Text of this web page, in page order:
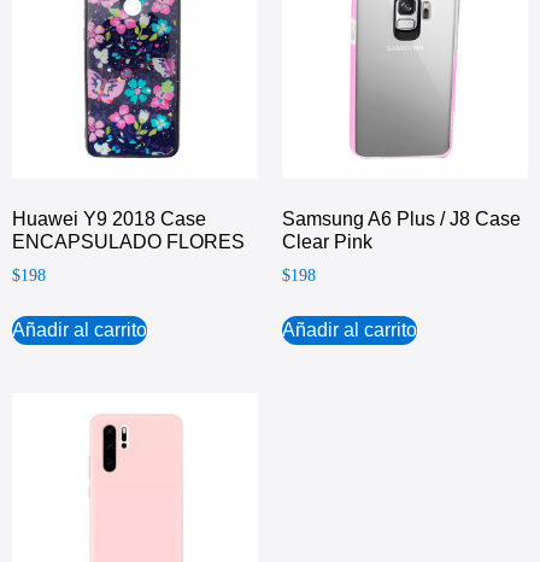
Huawei Y9 2018 Case
ENCAPSULADO FLORES
$198
Añadir al carrito
Samsung A6 Plus / J8 Case
Clear Pink
$198
Añadir al carrito